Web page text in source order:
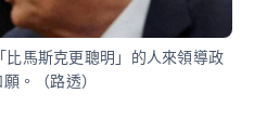
馬斯克更聰明」的人來領導政
。（路透）